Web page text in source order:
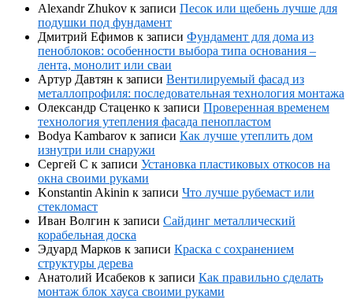
Alexandr Zhukov к записи Песок или щебень лучше для
подушки под фундамент
Дмитрий Ефимов к записи Фундамент для дома из
пеноблоков: особенности выбора типа основания –
лента, монолит или сваи
Артур Давтян к записи Вентилируемый фасад из
металлопрофиля: последовательная технология монтажа
Олександр Стаценко к записи Проверенная временем
технология утепления фасада пенопластом
Bodya Kambarov к записи Как лучше утеплить дом
изнутри или снаружи
Сергей С к записи Установка пластиковых откосов на
окна своими руками
Konstantin Akinin к записи Что лучше рубемаст или
стекломаст
Иван Волгин к записи Сайдинг металлический
корабельная доска
Эдуард Марков к записи Краска с сохранением
структуры дерева
Анатолий Исабеков к записи Как правильно сделать
монтаж блок хауса своими руками